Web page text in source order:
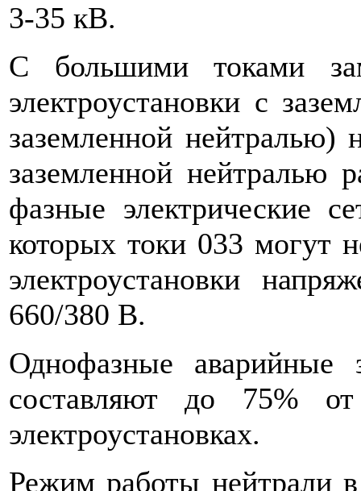
3-35 кВ.
С большими токами
электроустановки с
заземленной
заземленной нейтралью
фазные электрические
которых токи 033 могут
электроустановки
660/380 В.
Однофазные аварийные
составляют до 75%
электроустановках.
Режим работы нейтрали